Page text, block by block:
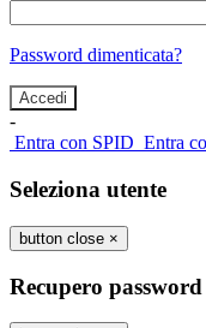
Password dimenticata?
-
Entra con SPID Entra
Seleziona utente
button close ×
Recupero password